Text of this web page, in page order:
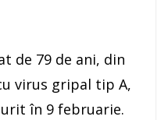
de 79 de ani, din
virus gripal tip A,
în 9 februarie.